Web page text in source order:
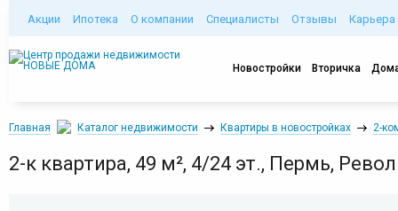
Акции Ипотека О компании Специалисты Отзывы Карьера
Новостройки Вторичка
Главная Каталог недвижимости Квартиры в новостройках 2-
2-к квартира, 49 м², 4/24 эт., Пермь,